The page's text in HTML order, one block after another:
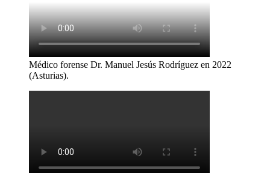
Médico forense Dr. Manuel Jesús Rodríguez en 2022
(Asturias).